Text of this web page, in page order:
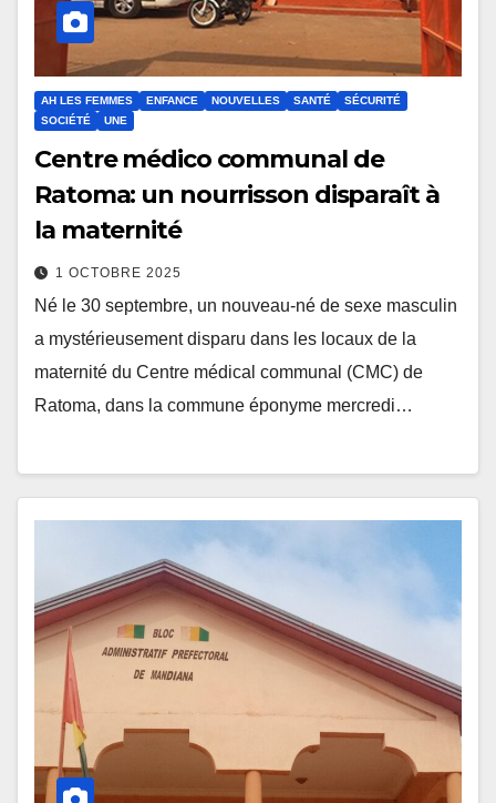
AH LES FEMMES ENFANCE NOUVELLES SANTÉ
SÉCURITÉ
SOCIÉTÉ
UNE
Centre médico communal de
Ratoma: un nourrisson disparaît à
la maternité
1 OCTOBRE 2025
Né le 30 septembre, un nouveau-né de sexe masculin
a mystérieusement disparu dans les locaux de la
maternité du Centre médical communal (CMC) de
Ratoma, dans la commune éponyme mercredi…